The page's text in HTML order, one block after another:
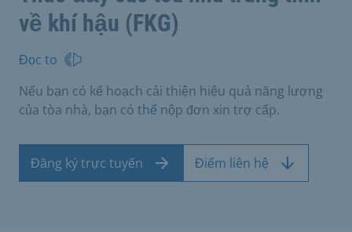
về khí hậu (FKG)
Đọc to
Nếu bạn có kế hoạch cải thiện hiệu quả năng lượng
của tòa nhà, bạn có thể nộp đơn xin trợ cấp.
Đăng ký trực tuyến Điểm liên hệ